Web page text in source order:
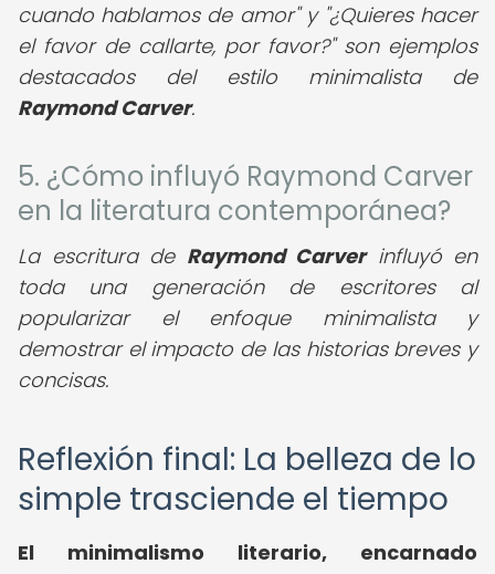
cuando hablamos de amor" y "¿Quieres hacer
el favor de callarte, por favor?" son ejemplos
destacados del estilo minimalista de
Raymond Carver.
5. ¿Cómo influyó Raymond Carver
en la literatura contemporánea?
La escritura de Raymond Carverinfluyó en
toda una generación de escritores al
popularizar el enfoque minimalista y
demostrar el impacto de las historias breves y
concisas.
Reflexión final: La belleza de lo
simple trasciende el tiempo
El minimalismo literario, encarnado